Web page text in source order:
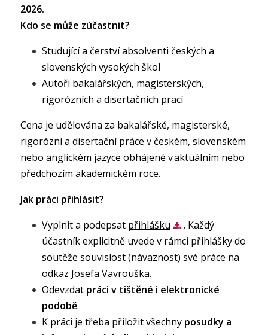
2026.
Kdo se může zúčastnit?
Studující a čerství absolventi českých a
slovenských vysokých škol
Autoři bakalářských, magisterských,
rigorózních a disertačních prací
Cena je udělována za bakalářské, magisterské,
rigorózní a disertační práce v českém, slovenském
nebo anglickém jazyce obhájené v aktuálním nebo
předchozím akademickém roce.
Jak práci přihlásit?
Vyplnit a podepsat přihlášku
. Každý
účastník explicitně uvede v rámci přihlášky do
soutěže souvislost (návaznost) své práce na
odkaz Josefa Vavrouška.
Odevzdat práci v tištěné i elektronické
podobě.
K práci je třeba přiložit všechny posudky a